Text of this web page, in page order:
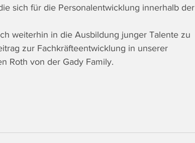
sich für die Personalentwicklung innerhalb der
weiterhin in die Ausbildung junger Talente zu
zur Fachkräfteentwicklung in unserer
Roth von der Gady Family.